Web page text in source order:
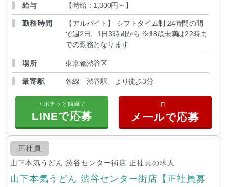
給与 【時給：1,300円～ 】
勤務時間
【アルバイト】 シフトタイム制 24時間の間
で週2日、1日3時間から ※18歳未満は22時ま
での勤務となります
場所 東京都渋谷区
最寄駅 各線「渋谷駅」より徒歩3分
\ ポチッと簡単 /
LINEで応募
正社員
山下本気うどん 渋谷センター街店 正社員の求人
山下本気うどん 渋谷センター街店【正社員募